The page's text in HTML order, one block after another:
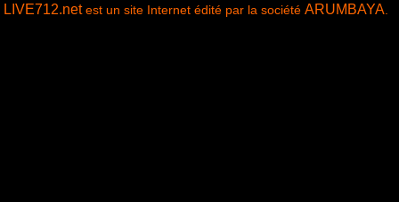
LIVE712.netest un site Internet édité par la société ARUMBAYA